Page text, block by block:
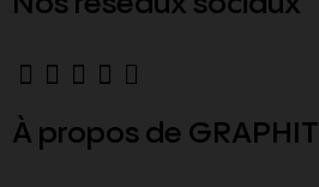
À propos de GRAPHITI